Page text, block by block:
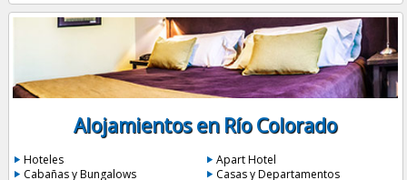
Alojamientos en Río Colorado
Hoteles
Apart Hotel
Cabañas y Bungalows
Casas y Departamentos